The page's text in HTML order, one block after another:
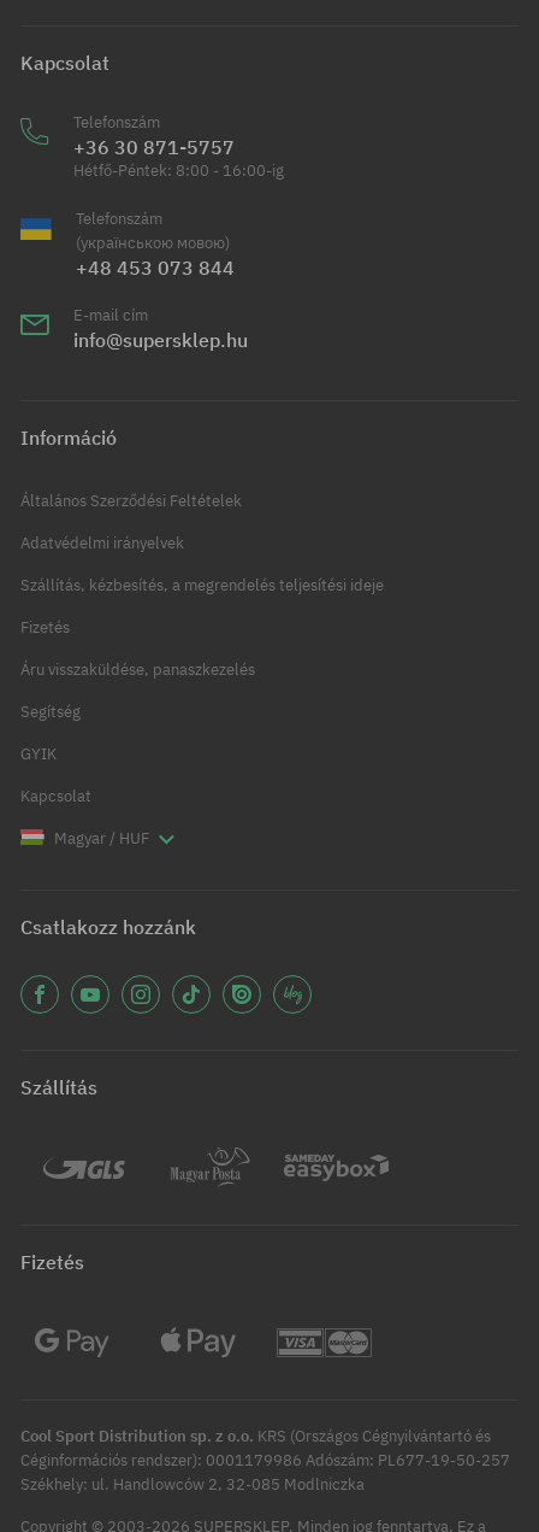
Kapcsolat
Telefonszám
+36 30 871-5757
Hétfő-Péntek: 8:00 - 16:00-ig
Telefonszám
(українською мовою)
+48 453 073 844
E-mail cím
info@supersklep.hu
Információ
Általános Szerződési Feltételek
Adatvédelmi irányelvek
Szállítás, kézbesítés, a megrendelés teljesítési ideje
Fizetés
Áru visszaküldése, panaszkezelés
Segítség
GYIK
Kapcsolat
Magyar / HUF
Csatlakozz hozzánk
Szállítás
Fizetés
Cool Sport Distribution sp. z o.o. KRS (Országos Cégnyilvántartó és
Céginformációs rendszer): 0001179986 Adószám: PL677-19-50-257
Székhely: ul. Handlowców 2, 32-085 Modlniczka
Copyright © 2003-2026 SUPERSKLEP. Minden jog fenntartva. Ez a